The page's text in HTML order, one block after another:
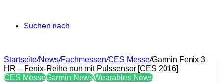
Suchen nach
Startseite/News/Fachmessen/CES Messe/Garmin Fenix 3
HR – Fenix-Reihe nun mit Pulssensor [CES 2016]
CES MesseGarmin NewsWearables News